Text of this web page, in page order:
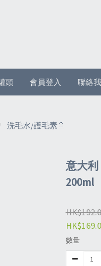
頭 會員登入 聯絡
洗毛水/護毛素🚿
意大利
200ml
數量